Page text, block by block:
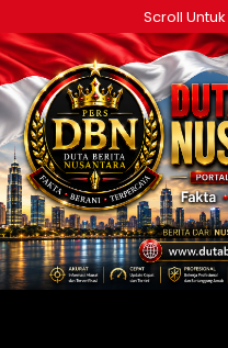
ke
konten
Scroll